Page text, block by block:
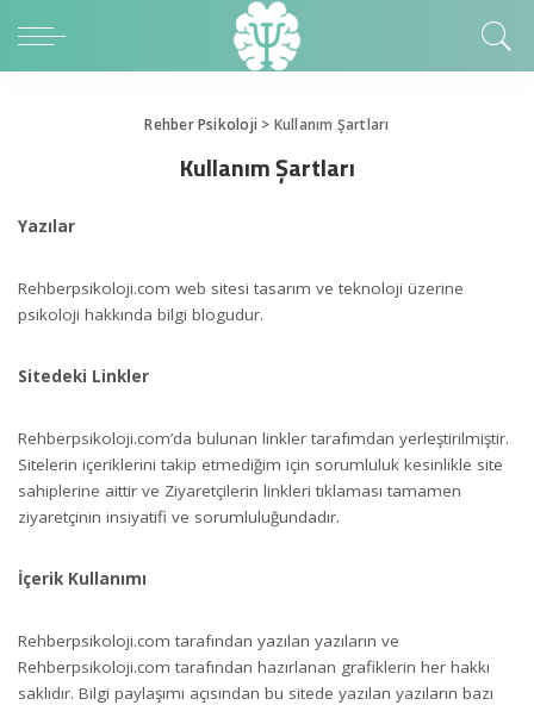
Rehber Psikoloji > Kullanım Şartları
Kullanım Şartları
Yazılar
Rehberpsikoloji.com web sitesi tasarım ve teknoloji üzerine
psikoloji hakkında bilgi blogudur.
Sitedeki Linkler
Rehberpsikoloji.com’da bulunan linkler tarafımdan yerleştirilmiştir.
Sitelerin içeriklerini takip etmediğim için sorumluluk kesinlikle site
sahiplerine aittir ve Ziyaretçilerin linkleri tıklaması tamamen
ziyaretçinin insiyatifi ve sorumluluğundadır.
İçerik Kullanımı
Rehberpsikoloji.com tarafından yazılan yazıların ve
Rehberpsikoloji.com tarafından hazırlanan grafiklerin her hakkı
saklıdır. Bilgi paylaşımı açısından bu sitede yazılan yazıların bazı